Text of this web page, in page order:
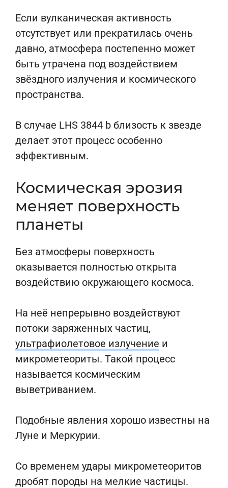
Если вулканическая активность
отсутствует или прекратилась очень
давно, атмосфера постепенно может
быть утрачена под воздействием
звёздного излучения и космического
пространства.
В случае LHS 3844 b близость к звезде
делает этот процесс особенно
эффективным.
Космическая эрозия
меняет поверхность
планеты
Без атмосферы поверхность
оказывается полностью открыта
воздействию окружающего космоса.
На неё непрерывно воздействуют
потоки заряженных частиц,
ультрафиолетовое излучение и
микрометеориты. Такой процесс
называется космическим
выветриванием.
Подобные явления хорошо известны на
Луне и Меркурии.
Со временем удары микрометеоритов
дробят породы на мелкие частицы.